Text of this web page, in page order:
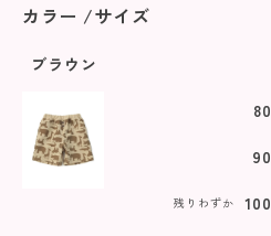
カラー サイズ
ブラウン
80
90
100
残りわずか